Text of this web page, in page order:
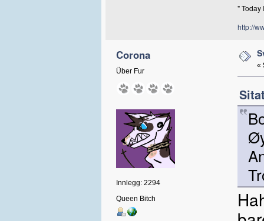
" Today
http://
Corona
Über Fur
Innlegg: 2294
Queen Bitch
«